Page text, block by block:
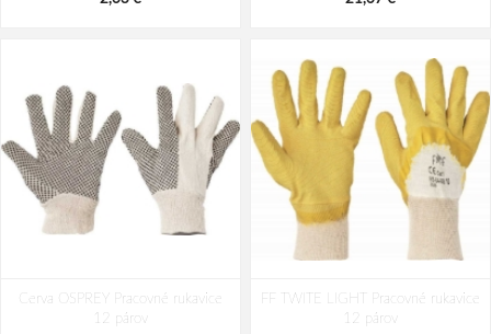
Cerva OSPREY Pracovné rukavice
12 párov
FF TWITE LIGHT Pracovné rukavice
12 párov